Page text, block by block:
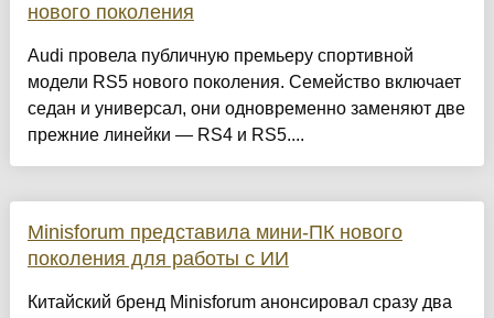
нового поколения
Audi провела публичную премьеру спортивной
модели RS5 нового поколения. Семейство включает
седан и универсал, они одновременно заменяют две
прежние линейки — RS4 и RS5....
Minisforum представила мини-ПК нового
поколения для работы с ИИ
Китайский бренд Minisforum анонсировал сразу два